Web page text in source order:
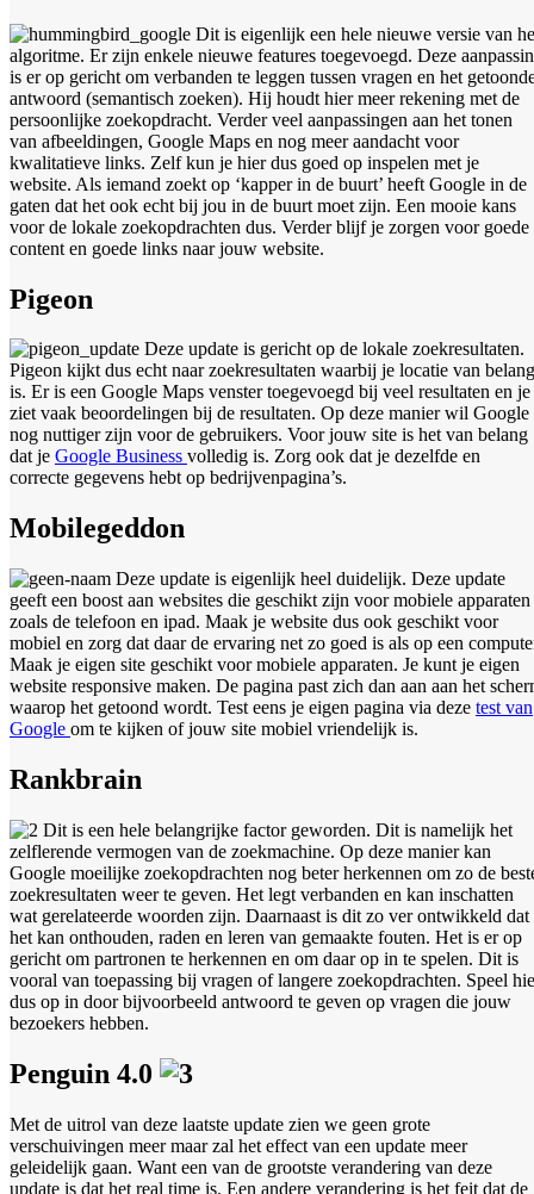
Dit is eigenlijk een hele nieuwe versie van
algoritme. Er zijn enkele nieuwe features toegevoegd. Deze
is er op gericht om verbanden te leggen tussen vragen en het
antwoord (semantisch zoeken). Hij houdt hier meer rekening met de
persoonlijke zoekopdracht. Verder veel aanpassingen aan het tonen
van afbeeldingen, Google Maps en nog meer aandacht voor
kwalitatieve links. Zelf kun je hier dus goed op inspelen met je
website. Als iemand zoekt op ‘kapper in de buurt’ heeft Google in de
gaten dat het ook echt bij jou in de buurt moet zijn. Een mooie kans
voor de lokale zoekopdrachten dus. Verder blijf je zorgen voor goede
content en goede links naar jouw website.
Pigeon
Deze update is gericht op de lokale zoekresultaten.
Pigeon kijkt dus echt naar zoekresultaten waarbij je locatie van belang
is. Er is een Google Maps venster toegevoegd bij veel resultaten en je
ziet vaak beoordelingen bij de resultaten. Op deze manier wil Google
nog nuttiger zijn voor de gebruikers. Voor jouw site is het van belang
dat je Google Business volledig is. Zorg ook dat je dezelfde en
correcte gegevens hebt op bedrijvenpagina’s.
Mobilegeddon
Deze update is eigenlijk heel duidelijk. Deze update
geeft een boost aan websites die geschikt zijn voor mobiele apparaten
zoals de telefoon en ipad. Maak je website dus ook geschikt voor
mobiel en zorg dat daar de ervaring net zo goed is als op een
Maak je eigen site geschikt voor mobiele apparaten. Je kunt je eigen
website responsive maken. De pagina past zich dan aan aan het
waarop het getoond wordt. Test eens je eigen pagina via deze test van
Google om te kijken of jouw site mobiel vriendelijk is.
Rankbrain
Dit is een hele belangrijke factor geworden. Dit is namelijk het
zelflerende vermogen van de zoekmachine. Op deze manier kan
Google moeilijke zoekopdrachten nog beter herkennen om zo de
zoekresultaten weer te geven. Het legt verbanden en kan inschatten
wat gerelateerde woorden zijn. Daarnaast is dit zo ver ontwikkeld dat
het kan onthouden, raden en leren van gemaakte fouten. Het is er op
gericht om partronen te herkennen en om daar op in te spelen. Dit is
vooral van toepassing bij vragen of langere zoekopdrachten. Speel
dus op in door bijvoorbeeld antwoord te geven op vragen die jouw
bezoekers hebben.
Penguin 4.0
Met de uitrol van deze laatste update zien we geen grote
verschuivingen meer maar zal het effect van een update meer
geleidelijk gaan. Want een van de grootste verandering van deze
update is dat het real time is. Een andere verandering is het feit dat de